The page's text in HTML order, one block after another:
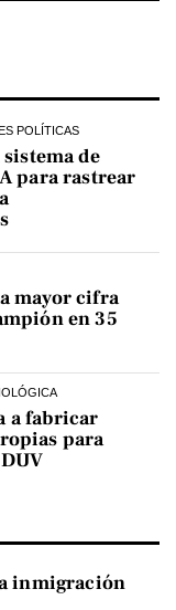
POLÍTICAS
de
para rastrear
mayor cifra
en 35
a fabricar
para
inmigración